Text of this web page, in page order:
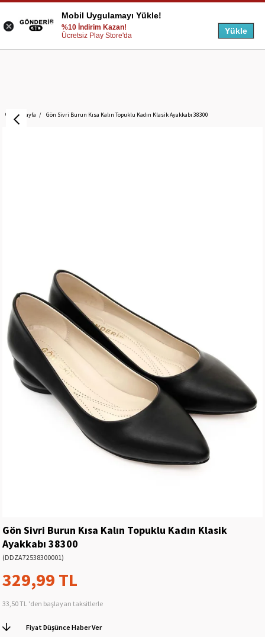
Anasayfa Gön Sivri Burun Kısa Kalın Topuklu Kadın Klasik Ayakkabı 38300
Gön Sivri Burun Kısa Kalın Topuklu Kadın Klasik
Ayakkabı 38300
(DDZA72538300001)
329,99 TL
33,50 TL 'den başlayan taksitlerle
Fiyat Düşünce Haber Ver
Mobil Uygulamayı Yükle!
%10 İndirim Kazan!
Ücretsiz Play Store'da
Yükle